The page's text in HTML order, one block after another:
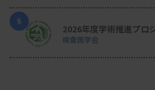
5
2026年度学術推進プロ
検査医学会